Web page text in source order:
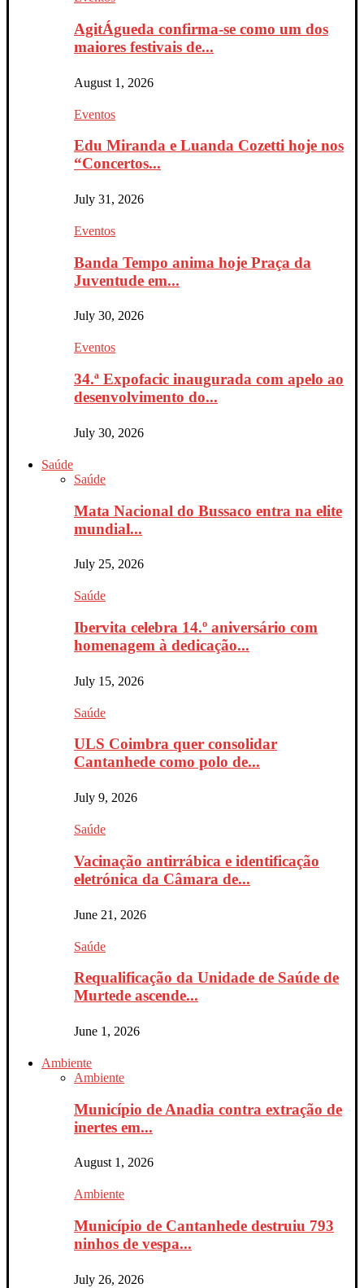
AgitÁgueda confirma-se como um dos
maiores festivais de...
August 1, 2026
Eventos
Edu Miranda e Luanda Cozetti hoje nos
“Concertos...
July 31, 2026
Eventos
Banda Tempo anima hoje Praça da
Juventude em...
July 30, 2026
Eventos
34.ª Expofacic inaugurada com apelo ao
desenvolvimento do...
July 30, 2026
Saúde
Saúde
Mata Nacional do Bussaco entra na elite
mundial...
July 25, 2026
Saúde
Ibervita celebra 14.º aniversário com
homenagem à dedicação...
July 15, 2026
Saúde
ULS Coimbra quer consolidar
Cantanhede como polo de...
July 9, 2026
Saúde
Vacinação antirrábica e identificação
eletrónica da Câmara de...
June 21, 2026
Saúde
Requalificação da Unidade de Saúde de
Murtede ascende...
June 1, 2026
Ambiente
Ambiente
Município de Anadia contra extração de
inertes em...
August 1, 2026
Ambiente
Município de Cantanhede destruiu 793
ninhos de vespa...
July 26, 2026